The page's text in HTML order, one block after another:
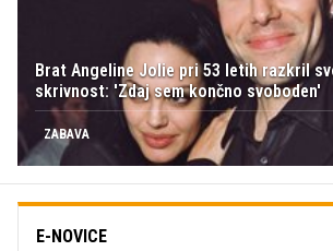
Brat Angeline Jolie pri 53 letih razkril
skrivnost: 'Zdaj sem končno svoboden'
ZABAVA
E-NOVICE